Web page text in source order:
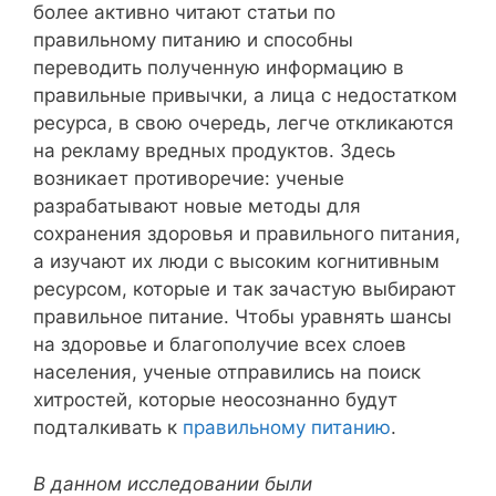
более активно читают статьи по
правильному питанию и способны
переводить полученную информацию в
правильные привычки, а лица с недостатком
ресурса, в свою очередь, легче откликаются
на рекламу вредных продуктов. Здесь
возникает противоречие: ученые
разрабатывают новые методы для
сохранения здоровья и правильного питания,
а изучают их люди с высоким когнитивным
ресурсом, которые и так зачастую выбирают
правильное питание. Чтобы уравнять шансы
на здоровье и благополучие всех слоев
населения, ученые отправились на поиск
хитростей, которые неосознанно будут
подталкивать к правильному питанию.
В данном исследовании были